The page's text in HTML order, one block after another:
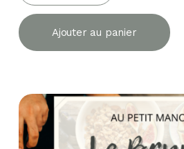
Ajouter au panier